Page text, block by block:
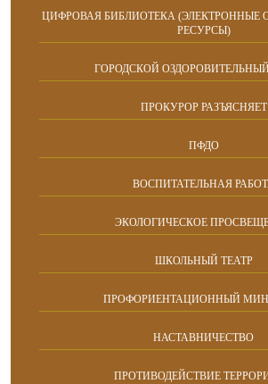
ЦИФРОВАЯ БИБЛИОТЕКА (ЭЛЕКТРОННЫЕ
РЕСУРСЫ)
ГОРОДСКОЙ
ПРОКУРОР РАЗЪЯСНЯЕТ
ПФДО
ВОСПИТАТЕЛЬНАЯ
ЭКОЛОГИЧЕСКОЕ
ШКОЛЬНЫЙ ТЕАТР
ПРОФОРИЕНТАЦИОННЫЙ
НАСТАВНИЧЕСТВО
ПРОТИВОДЕЙСТВИЕ